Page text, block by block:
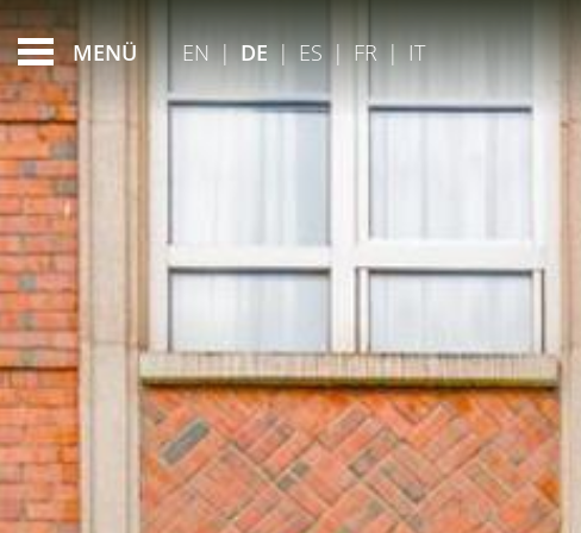
MENÜ EN | DE | ES | FR | IT
FEATURED - SLIDES